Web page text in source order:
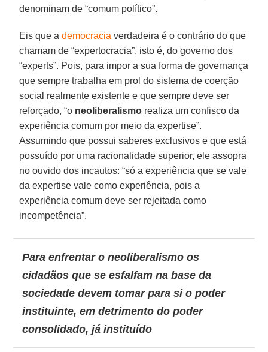
denominam de “comum político”.
Eis que ademocracia verdadeira é o contrário do que
chamam de “expertocracia”, isto é, do governo dos
“experts”. Pois, para impor a sua forma de governança
que sempre trabalha em prol do sistema de coerção
social realmente existente e que sempre deve ser
reforçado, “o neoliberalismo realiza um confisco da
experiência comum por meio da expertise”.
Assumindo que possui saberes exclusivos e que está
possuído por uma racionalidade superior, ele assopra
no ouvido dos incautos: “só a experiência que se vale
da expertise vale como experiência, pois a
experiência comum deve ser rejeitada como
incompetência”.
Para enfrentar o neoliberalismo os
cidadãos que se esfalfam na base da
sociedade devem tomar para si o poder
instituinte, em detrimento do poder
consolidado, já instituído